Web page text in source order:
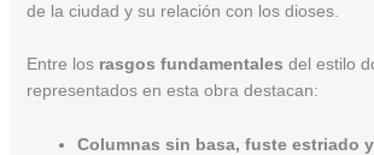
de la ciudad y su relación con los dioses.
Entre los rasgos fundamentales del estilo
representados en esta obra destacan:
Columnas sin basa, fuste estriado